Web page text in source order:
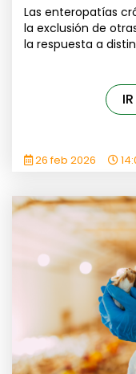
Las enteropatías
la exclusión de
la respuesta a
26 feb 2026